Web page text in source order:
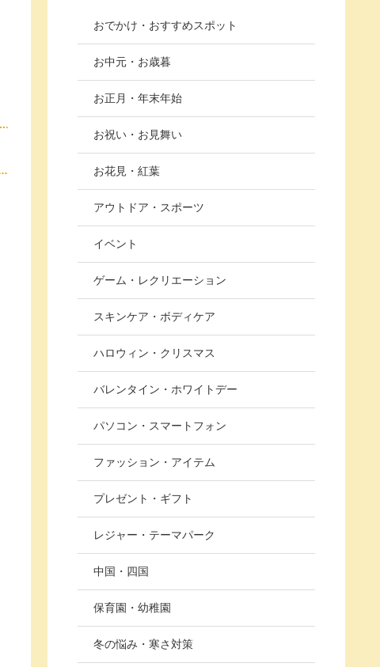
おでかけ・おすすめスポット
お中元・お歳暮
お正月・年末年始
お祝い・お見舞い
お花見・紅葉
アウトドア・スポーツ
イベント
ゲーム・レクリエーション
スキンケア・ボディケア
ハロウィン・クリスマス
バレンタイン・ホワイトデー
パソコン・スマートフォン
ファッション・アイテム
プレゼント・ギフト
レジャー・テーマパーク
中国・四国
保育園・幼稚園
冬の悩み・寒さ対策